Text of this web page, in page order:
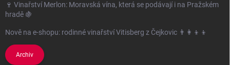
🍷 Vinařství Merlon: Moravská vína, která se podávají i na Pražském
hradě 🍇
Nově na e-shopu: rodinné vinařství Vitisberg z Čejkovic 👨‍👩‍👦‍👦
Archiv